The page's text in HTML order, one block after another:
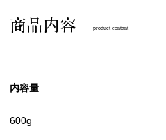
商品内容 product content
内容量
600g